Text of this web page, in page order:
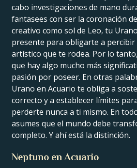
cabo investigaciones de mano
fantasees con ser la coronación
creativo como sol de Leo, tu Urano
presente para obligarte a percibir
artístico que te rodea. Por lo
que hay algo mucho más
pasión por poseer. En otras
Urano en Acuario te obliga a
correcto y a establecer límites
perderte nunca a ti mismo. En
asumes que el mundo debe
completo. Y ahí está la distinción.
Neptuno en Acuario